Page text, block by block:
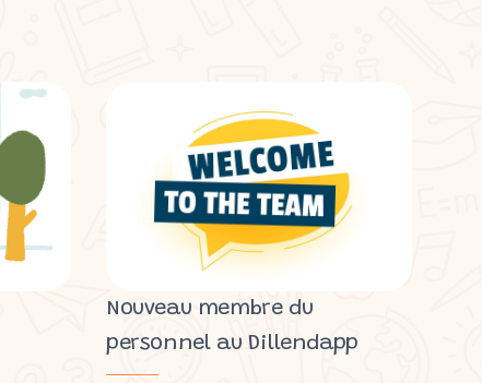
Nouveau membre du
personnel au Dillendapp